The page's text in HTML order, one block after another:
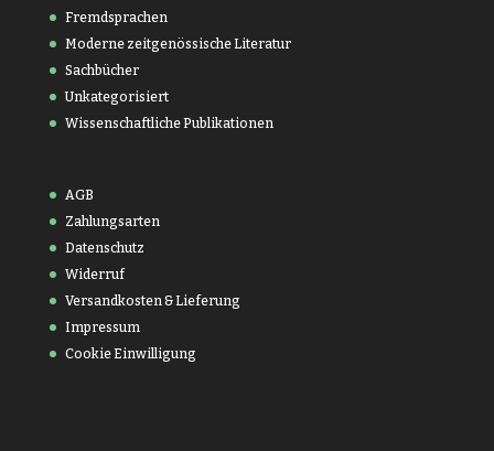
Fremdsprachen
Moderne zeitgenössische Literatur
Sachbücher
Unkategorisiert
Wissenschaftliche Publikationen
AGB
Zahlungsarten
Datenschutz
Widerruf
Versandkosten & Lieferung
Impressum
Cookie Einwilligung